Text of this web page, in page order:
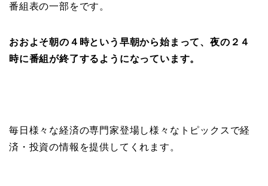
番組表の一部をです。
おおよそ朝の４時という早朝から始まって、夜の２４
時に番組が終了するようになっています。
毎日様々な経済の専門家登場し様々なトピックスで経
済・投資の情報を提供してくれます。